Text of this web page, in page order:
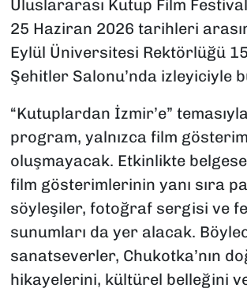
Uluslararası Kutup Film
25 Haziran 2026 tarihleri
Eylül Üniversitesi Rektörlüğü
Şehitler Salonu’nda izleyiciyle
“Kutuplardan İzmir’e”
program, yalnızca film
oluşmayacak. Etkinlikte
film gösterimlerinin yanı sıra
söyleşiler, fotoğraf sergisi ve
sunumları da yer alacak.
sanatseverler, Chukotka’nın
hikayelerini, kültürel belleğini